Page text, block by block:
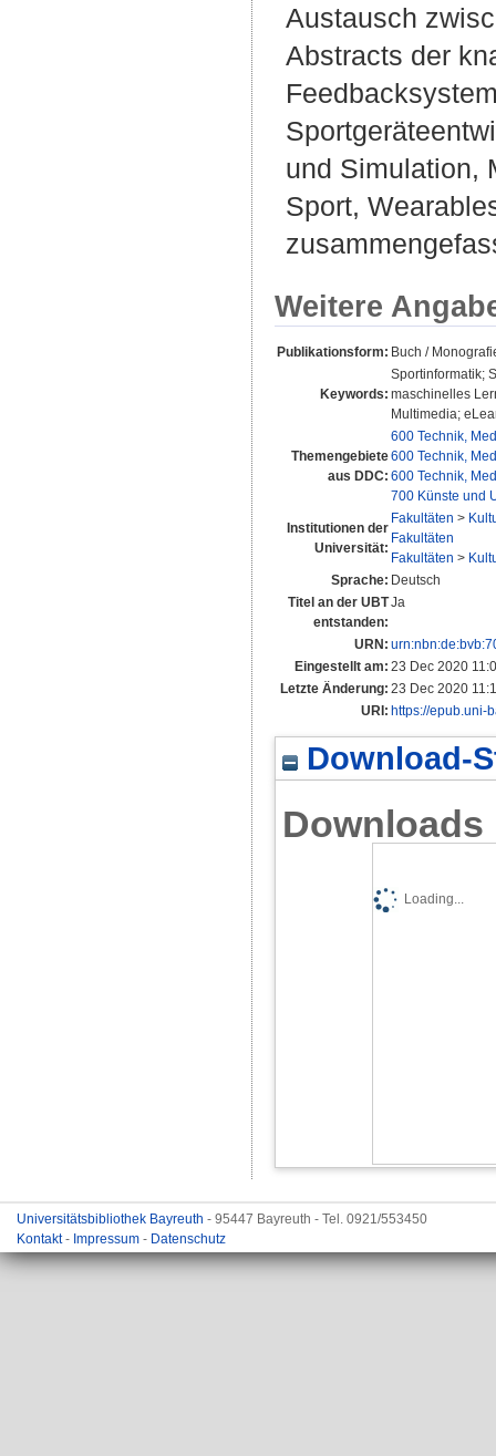
Austausch
Abstracts der
und Simulation,
Sport,
Weitere
Publikationsform: Buch /
Keywords:
Sportinformatik;
maschinelles
Multimedia;
Themengebiete
aus DDC:
600 Technik,
600 Technik,
600 Technik,
700 Künste und
Institutionen der
Universität:
Fakultäten >
Fakultäten
Fakultäten >
Sprache: Deutsch
Titel an der UBT
entstanden:
Ja
URN:
Eingestellt am: 23 Dec 2020
Letzte Änderung: 23 Dec 2020
URI: https://epub.uni-
Download-
Downloads
Loading...
Universitätsbibliothek Bayreuth - 95447 Bayreuth - Tel. 0921/553450
Kontakt- Impressum - Datenschutz